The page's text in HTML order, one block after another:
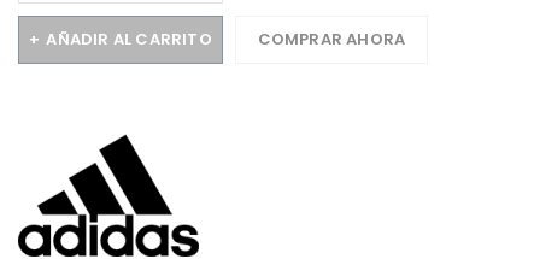
AÑADIR AL CARRITO COMPRAR AHORA